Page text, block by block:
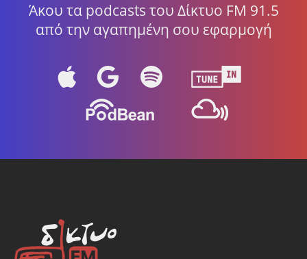
Άκου τα podcasts του Δίκτυο FM 91.5
από την αγαπημένη σου εφαρμογή